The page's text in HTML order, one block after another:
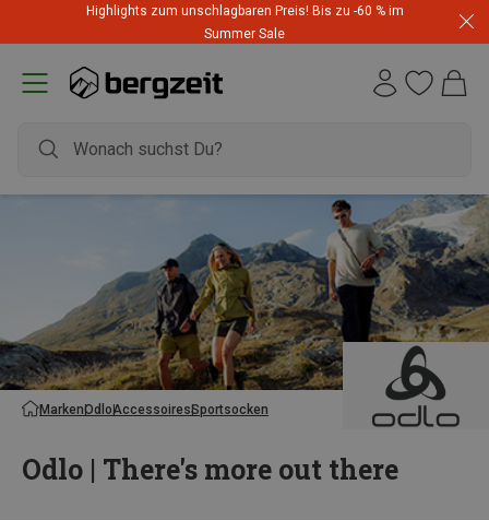
Highlights zum unschlagbaren Preis! Bis zu -60 % im
Summer Sale
MarkenOdloAccessoiresSportsocken
Odlo | There's more out there